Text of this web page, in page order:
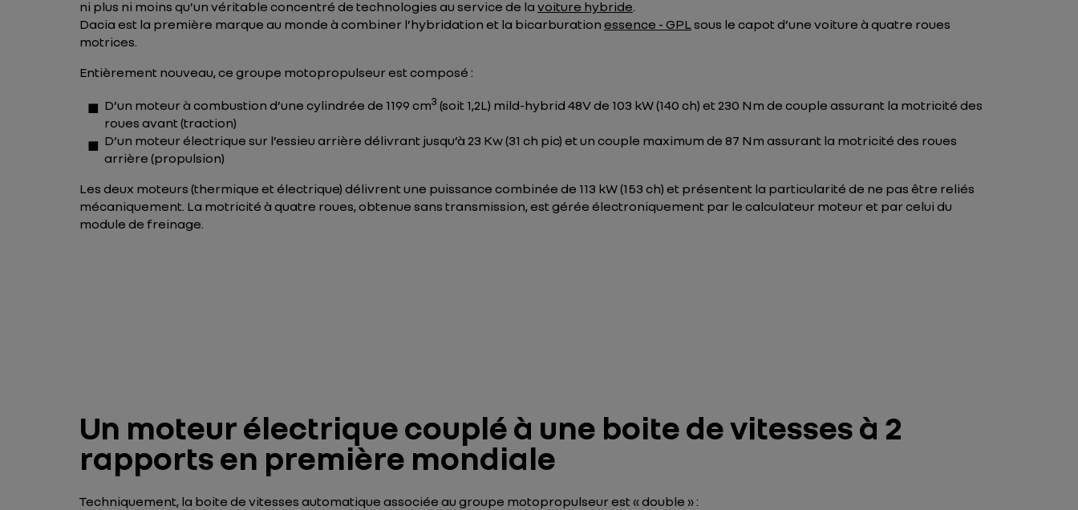
ni plus ni moins qu’un véritable concentré de technologies au service de la voiture hybride.
Dacia est la première marque au monde à combiner l’hybridation et la bicarburation essence - GPLsous le capot d’une voiture à quatre roues
motrices.
Entièrement nouveau, ce groupe motopropulseur est composé :
D’un moteur à combustion d’une cylindrée de 1199 cm3 (soit 1,2L) mild-hybrid 48V de 103 kW (140 ch) et 230 Nm de couple assurant la motricité des
roues avant (traction)
D’un moteur électrique sur l’essieu arrière délivrant jusqu’à 23 Kw (31 ch pic) et un couple maximum de 87 Nm assurant la motricité des roues
arrière (propulsion)
Les deux moteurs (thermique et électrique) délivrent une puissance combinée de 113 kW (153 ch) et présentent la particularité de ne pas être reliés
mécaniquement. La motricité à quatre roues, obtenue sans transmission, est gérée électroniquement par le calculateur moteur et par celui du
module de freinage.
Un moteur électrique couplé à une boite de vitesses à 2
rapports en première mondiale
Techniquement, la boite de vitesses automatique associée au groupe motopropulseur est « double » :